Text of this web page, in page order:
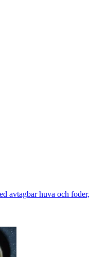
avtagbar huva och foder,